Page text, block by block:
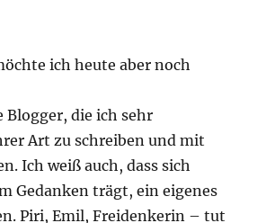
ich heute aber noch
Blogger, die ich sehr
Art zu schreiben und mit
Ich weiß auch, dass sich
Gedanken trägt, ein eigenes
Piri, Emil, Freidenkerin – tut